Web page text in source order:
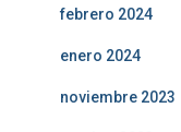
febrero 2024
enero 2024
noviembre 2023